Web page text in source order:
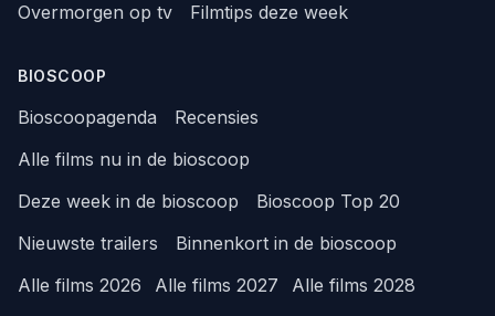
Overmorgen op tv
Filmtips deze week
BIOSCOOP
Bioscoopagenda
Recensies
Alle films nu in de bioscoop
Deze week in de bioscoop
Bioscoop Top 20
Nieuwste trailers
Binnenkort in de bioscoop
Alle films 2026
Alle films 2027 Alle films 2028